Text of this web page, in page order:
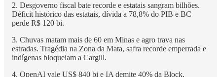
2. Desgoverno fiscal bate recorde e estatais sangram bilhões.
Déficit histórico das estatais, dívida a 78,8% do PIB e BC
perde R$ 120 bi.
3. Chuvas matam mais de 60 em Minas e agro trava nas
estradas. Tragédia na Zona da Mata, safra recorde emperrada e
indígenas bloqueiam a Cargill.
4. OpenAI vale US$ 840 bi e IA demite 40% da Block.